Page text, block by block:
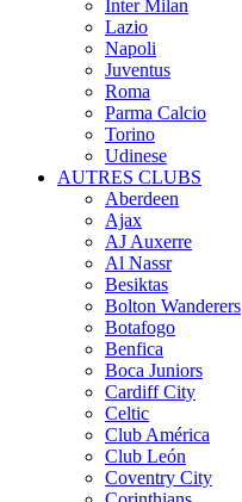
Inter Milan
Lazio
Napoli
Juventus
Roma
Parma Calcio
Torino
Udinese
AUTRES CLUBS
Aberdeen
Ajax
AJ Auxerre
Al Nassr
Besiktas
Bolton Wanderers
Botafogo
Benfica
Boca Juniors
Cardiff City
Celtic
Club América
Club León
Coventry City